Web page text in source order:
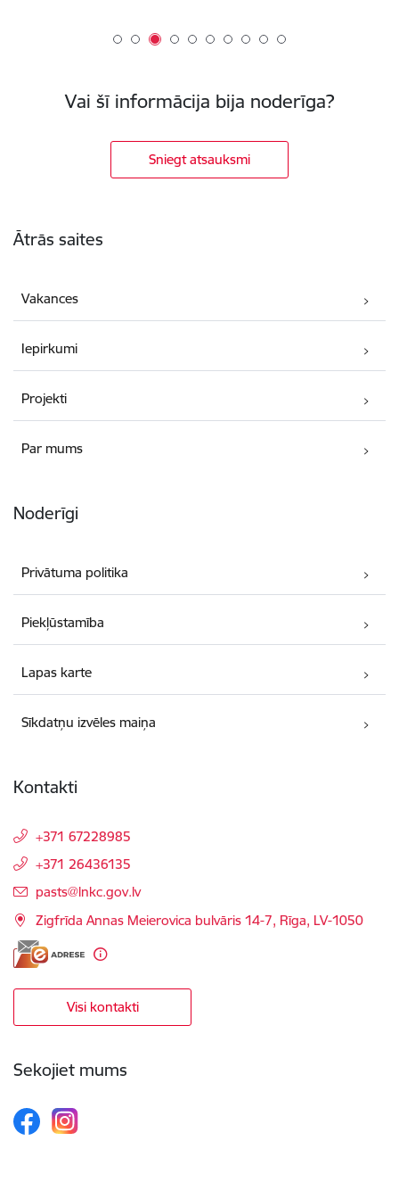
Vai šī informācija bija noderīga?
Sniegt atsauksmi
Ātrās saites
Vakances
Iepirkumi
Projekti
Par mums
Noderīgi
Privātuma politika
Piekļūstamība
Lapas karte
Sīkdatņu izvēles maiņa
Kontakti
+371 67228985
+371 26436135
E-pasts:
pasts@lnkc.gov.lv
Zigfrīda Annas Meierovica bulvāris 14-7, Rīga, LV-1050
Visi kontakti
Sekojiet mums